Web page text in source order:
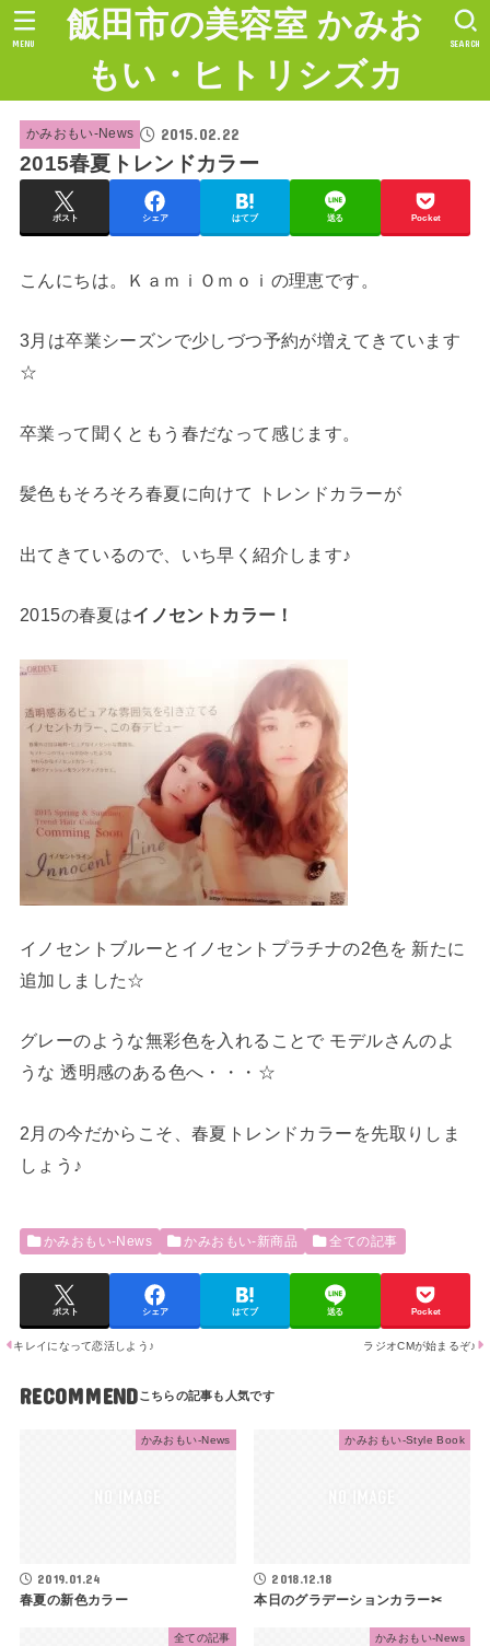
飯田市の美容室 かみお
もい・ヒトリシズカ
SEARCH
MENU
かみおもい-News 2015.02.22
2015春夏トレンドカラー
ポスト シェア はてブ 送る Pocket
こんにちは。ＫａｍｉＯｍｏｉの理恵です。
3月は卒業シーズンで少しづつ予約が増えてきています
☆
卒業って聞くともう春だなって感じます。
髪色もそろそろ春夏に向けて トレンドカラーが
出てきているので、いち早く紹介します♪
2015の春夏はイノセントカラー！
イノセントブルーとイノセントプラチナの2色を 新たに
追加しました☆
グレーのような無彩色を入れることで モデルさんのよ
うな 透明感のある色へ・・・☆
2月の今だからこそ、春夏トレンドカラーを先取りしま
しょう♪
かみおもい-News かみおもい-新商品 全ての記事
ポスト シェア はてブ 送る Pocket
キレイになって恋活しよう♪ ラジオCMが始まるぞ♪
RECOMMEND
かみおもい-News
2019.01.24
春夏の新色カラー
かみおもい-Style Book
2018.12.18
本日のグラデーションカラー✂
全ての記事 かみおもい-News